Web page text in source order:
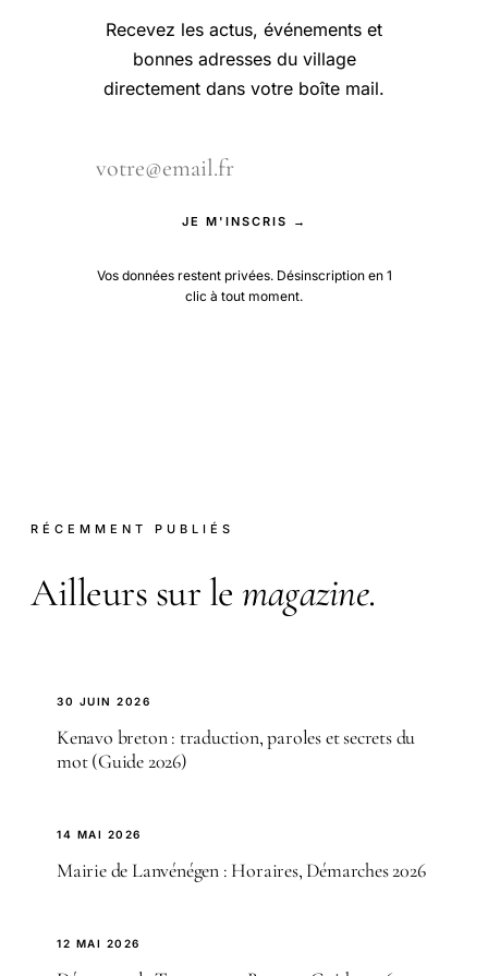
Recevez les actus, événements et
bonnes adresses du village
directement dans votre boîte mail.
JE M'INSCRIS →
Vos données restent privées. Désinscription en 1
clic à tout moment.
RÉCEMMENT PUBLIÉS
Ailleurs sur le magazine.
30 JUIN 2026
Kenavo breton : traduction, paroles et secrets du
mot (Guide 2026)
14 MAI 2026
Mairie de Lanvénégen : Horaires, Démarches 2026
12 MAI 2026